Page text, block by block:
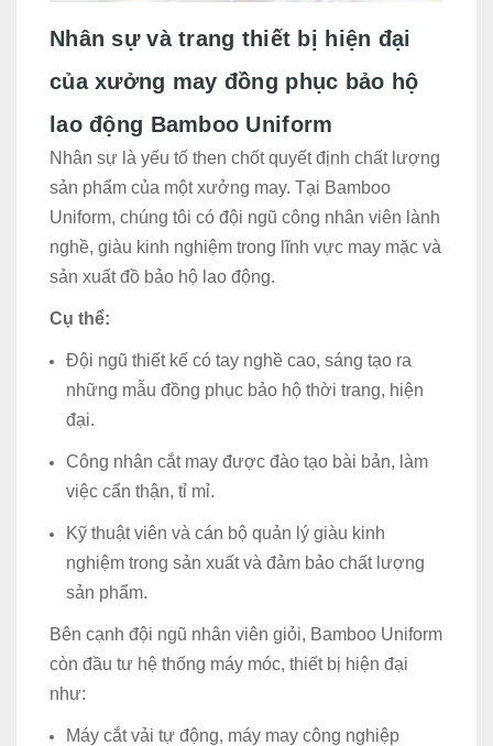
Nhân sự và trang thiết bị hiện đại
của xưởng may đồng phục bảo hộ
lao động Bamboo Uniform
Nhân sự là yếu tố then chốt quyết định chất lượng
sản phẩm của một xưởng may. Tại Bamboo
Uniform, chúng tôi có đội ngũ công nhân viên lành
nghề, giàu kinh nghiệm trong lĩnh vực may mặc và
sản xuất đồ bảo hộ lao động.
Cụ thể:
Đội ngũ thiết kế có tay nghề cao, sáng tạo ra
những mẫu đồng phục bảo hộ thời trang, hiện
đại.
Công nhân cắt may được đào tạo bài bản, làm
việc cẩn thận, tỉ mỉ.
Kỹ thuật viên và cán bộ quản lý giàu kinh
nghiệm trong sản xuất và đảm bảo chất lượng
sản phẩm.
Bên cạnh đội ngũ nhân viên giỏi, Bamboo Uniform
còn đầu tư hệ thống máy móc, thiết bị hiện đại
như:
Máy cắt vải tự động, máy may công nghiệp